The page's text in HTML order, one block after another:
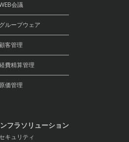
会議
ループウェア
客管理
費精算管理
価管理
フラソリューション
キュリティ